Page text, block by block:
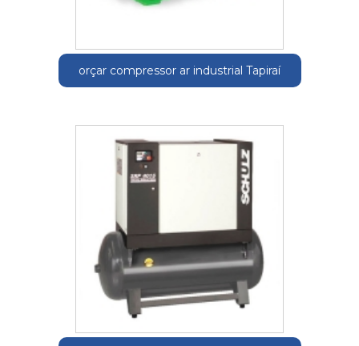
orçar compressor ar industrial Tapiraí